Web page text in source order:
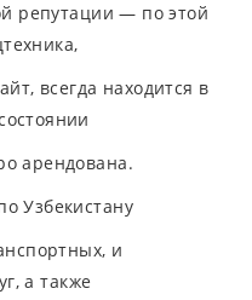
репутации — по этой
всегда находится в
арендована.
Узбекистану
и
а также